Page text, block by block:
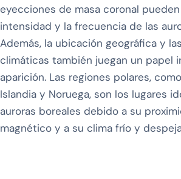
eyecciones de masa coronal
intensidad y la frecuencia de las
Además, la ubicación geográfica y
climáticas también juegan un papel
aparición. Las regiones polares,
Islandia y Noruega, son los lugares
auroras boreales debido a su
magnético y a su clima frío y